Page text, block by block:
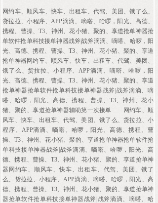
网约车、顺风车、快车、出租车、代驾、美团、饿了么、
货拉拉、小程序、APP滴滴、嘀嗒、哈啰，阳光、高德、
携程、曹操、T3、神州、花小猪、聚的、享道抢单神器抢
单软件抢单科技接单神器战斧|战斧滴滴、嘀嗒、哈啰，阳
光、高德、携程、曹操、T3、神州、花小猪、聚的、享道
抢单神器网约车、顺风车、快车、出租车、代驾、美团、
饿了么、货拉拉、小程序、APP滴滴、嘀嗒、哈啰，阳
光、高德、携程、曹操、T3、神州、花小猪、聚的、享道
抢单神器抢单软件抢单科技接单神器战斧|战斧滴滴、嘀
嗒、哈啰，阳光、高德、携程、曹操、T3、神州、花小
猪、聚的、享道抢单神器辅助第一次接单
网约车、顺
风车、快车、出租车、代驾、美团、饿了么、货拉拉、小
程序、APP滴滴、嘀嗒、哈啰，阳光、高德、携程、曹
操、T3、神州、花小猪、聚的、享道抢单神器抢单软件抢
单科技接单神器战斧|战斧滴滴、嘀嗒、哈啰，阳光、高
德、携程、曹操、T3、神州、花小猪、聚的、享道抢单神
器网约车、顺风车、快车、出租车、代驾、美团、饿了
么、货拉拉、小程序、APP滴滴、嘀嗒、哈啰，阳光、高
德、携程、曹操、T3、神州、花小猪、聚的、享道抢单神
器抢单软件抢单科技接单神器战斧|战斧滴滴、嘀嗒、哈